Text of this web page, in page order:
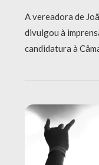
A vereadora de
divulgou à
candidatura à